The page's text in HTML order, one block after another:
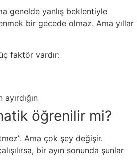
genelde yanlış beklentiyle
bir gecede olmaz. Ama yıllar
faktör vardır:
öğrenilir mi?
Ama çok şey değişir.
bir ayın sonunda şunlar